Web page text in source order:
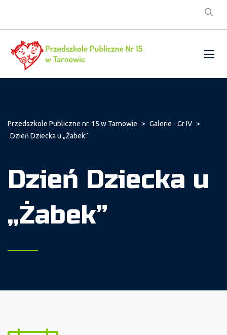
Przedszkole Publiczne nr. 15 w Tarnowie > Galerie - Gr IV >
Dzień Dziecka u „Żabek”
Dzień Dziecka u
„Żabek”